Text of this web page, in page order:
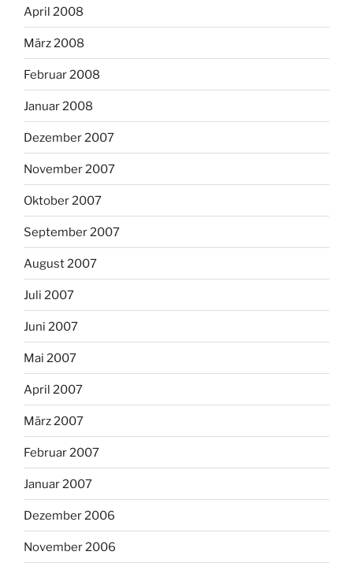
April 2008
März 2008
Februar 2008
Januar 2008
Dezember 2007
November 2007
Oktober 2007
September 2007
August 2007
Juli 2007
Juni 2007
Mai 2007
April 2007
März 2007
Februar 2007
Januar 2007
Dezember 2006
November 2006